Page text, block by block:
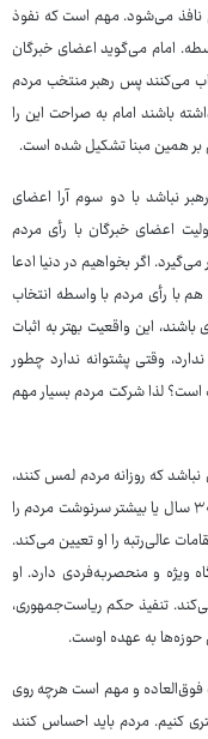
می‌شود. مهم است که نفوذ
امام می‌گوید اعضای خبرگان
می‌کنند پس رهبر منتخب مردم
باشند امام به صراحت این را
همین مبنا تشکیل شده است.
نباشد با دو سوم آرا اعضای
اعضای خبرگان با رأی مردم
اگر بخواهیم در دنیا ادعا
با رأی مردم با واسطه انتخاب
این واقعیت بهتر به اثبات
وقتی پشتوانه ندارد چطور
لذا شرکت مردم بسیار مهم
که روزانه مردم لمس کنند،
اما در مقطعی کاری می‌کند که آن کار ممکن است ۲۰–۳۰ سال یا بیشتر سرنوشت مردم را
عالی‌رتبه را او تعیین می‌کند.
ویژه و منحصربه‌فردی دارد. او
تنفیذ حکم ریاست‌جمهوری،
حوزه‌ها به عهده اوست.
فوق‌العاده و مهم است هرچه روی
کنیم. مردم باید احساس کنند